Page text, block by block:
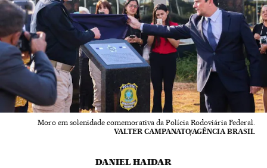
Moro em solenidade comemorativa da Polícia Rodoviária Federal.
VALTER CAMPANATO/AGÊNCIA BRASIL
DANIEL HAIDAR